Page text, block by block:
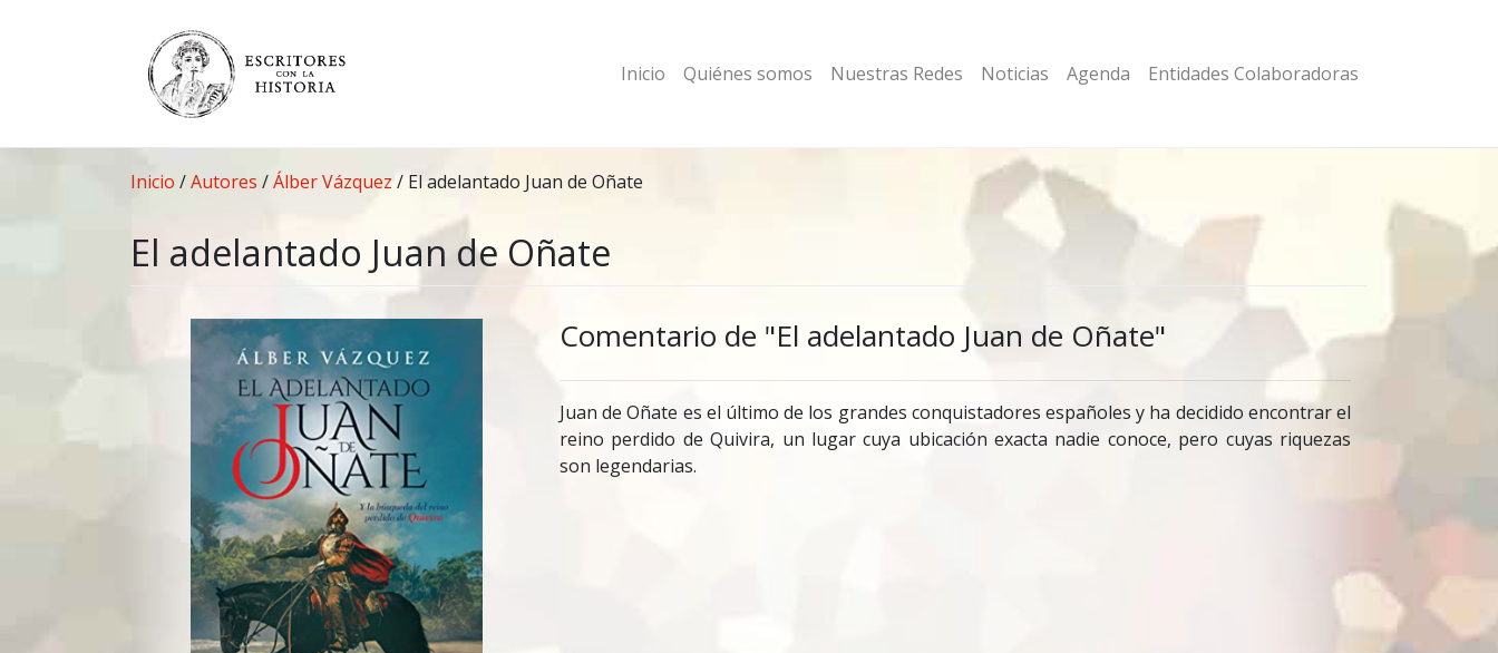
Inicio Quiénes somos Nuestras Redes Noticias Agenda Entidades Colaboradoras
Inicio /Autores /Álber Vázquez / El adelantado Juan de Oñate
El adelantado Juan de Oñate
Comentario de "El adelantado Juan de Oñate"
Juan de Oñate es el último de los grandes conquistadores españoles y ha decidido encontrar el
reino perdido de Quivira, un lugar cuya ubicación exacta nadie conoce, pero cuyas riquezas
son legendarias.